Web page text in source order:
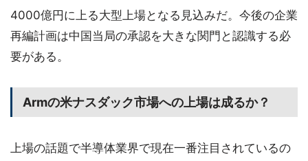
4000億円に上る大型上場となる見込みだ。今後の企業
再編計画は中国当局の承認を大きな関門と認識する必
要がある。
Armの米ナスダック市場への上場は成るか？
上場の話題で半導体業界で現在一番注目されているの